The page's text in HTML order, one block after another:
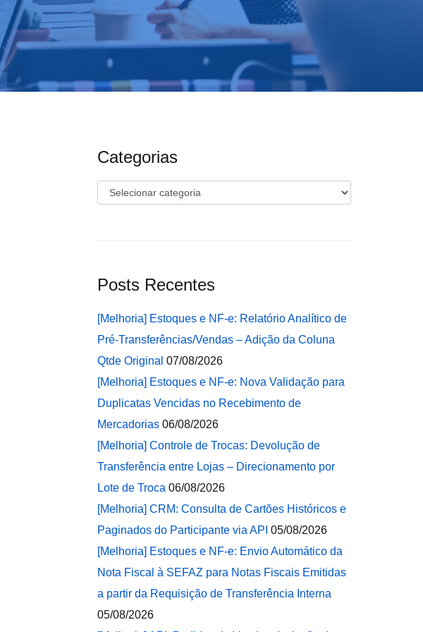
Categorias
Categorias
Posts Recentes
[Melhoria] Estoques e NF-e: Relatório Analítico de
Pré-Transferências/Vendas – Adição da Coluna
Qtde Original 07/08/2026
[Melhoria] Estoques e NF-e: Nova Validação para
Duplicatas Vencidas no Recebimento de
Mercadorias 06/08/2026
[Melhoria] Controle de Trocas: Devolução de
Transferência entre Lojas – Direcionamento por
Lote de Troca 06/08/2026
[Melhoria] CRM: Consulta de Cartões Históricos e
Paginados do Participante via API 05/08/2026
[Melhoria] Estoques e NF-e: Envio Automático da
Nota Fiscal à SEFAZ para Notas Fiscais Emitidas
a partir da Requisição de Transferência Interna
05/08/2026